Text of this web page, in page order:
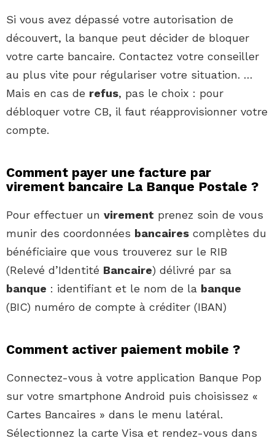
Si vous avez dépassé votre autorisation de
découvert, la banque peut décider de bloquer
votre carte bancaire. Contactez votre conseiller
au plus vite pour régulariser votre situation. …
Mais en cas de refus, pas le choix : pour
débloquer votre CB, il faut réapprovisionner votre
compte.
Comment payer une facture par
virement bancaire La Banque Postale ?
Pour effectuer un virement prenez soin de vous
munir des coordonnées bancaires complètes du
bénéficiaire que vous trouverez sur le RIB
(Relevé d’Identité Bancaire) délivré par sa
banque : identifiant et le nom de la banque
(BIC) numéro de compte à créditer (IBAN)
Comment activer paiement mobile ?
Connectez-vous à votre application Banque Pop
sur votre smartphone Android puis choisissez «
Cartes Bancaires » dans le menu latéral.
Sélectionnez la carte Visa et rendez-vous dans